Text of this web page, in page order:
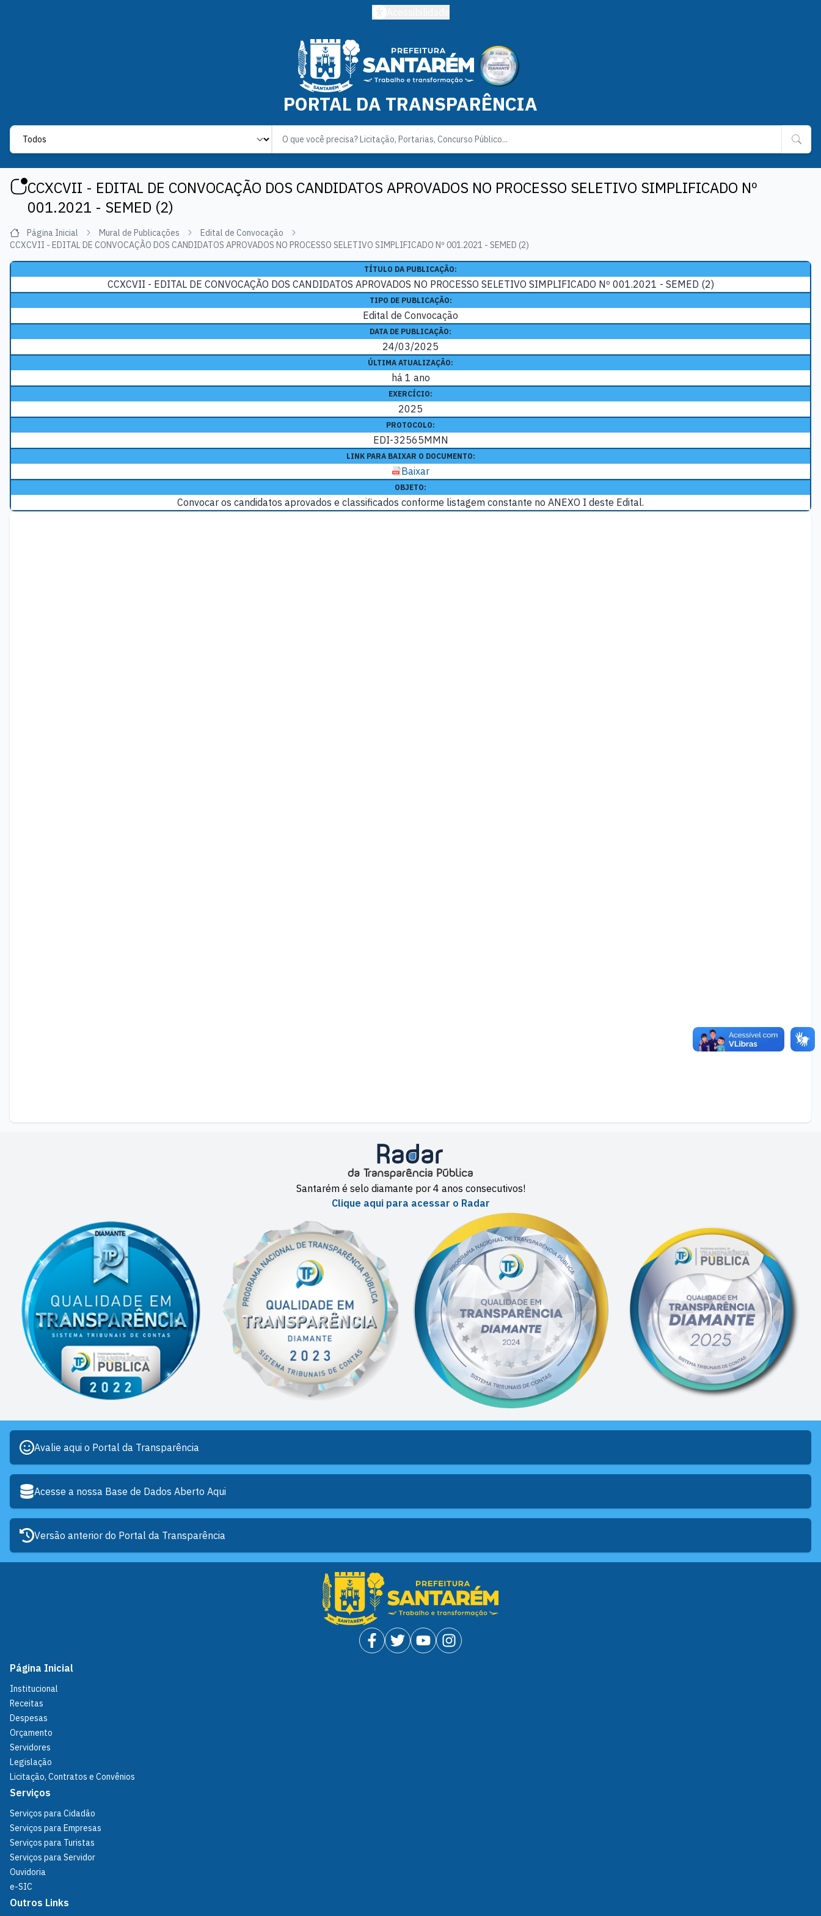
PORTAL DA TRANSPARÊNCIA
Label
CCXCVII - EDITAL DE CONVOCAÇÃO DOS CANDIDATOS APROVADOS NO PROCESSO SELETIVO SIMPLIFICADO Nº
001.2021 - SEMED (2)
Página Inicial Mural de Publicações
Edital de Convocação
CCXCVII - EDITAL DE CONVOCAÇÃO DOS CANDIDATOS APROVADOS NO PROCESSO SELETIVO SIMPLIFICADO Nº 001.2021 - SEMED (2)
TÍTULO DA PUBLICAÇÃO:
CCXCVII - EDITAL DE CONVOCAÇÃO DOS CANDIDATOS APROVADOS NO PROCESSO SELETIVO SIMPLIFICADO Nº 001.2021 - SEMED (2)
TIPO DE PUBLICAÇÃO:
Edital de Convocação
DATA DE PUBLICAÇÃO:
24/03/2025
ÚLTIMA ATUALIZAÇÃO:
há 1 ano
EXERCÍCIO:
2025
PROTOCOLO:
EDI-32565MMN
LINK PARA BAIXAR O DOCUMENTO:
Baixar
OBJETO:
Convocar os candidatos aprovados e classificados conforme listagem constante no ANEXO I deste Edital.
Santarém é selo diamante por 4 anos consecutivos!
Clique aqui para acessar o Radar
Avalie aqui o Portal da Transparência
Acesse a nossa Base de Dados Aberto Aqui
Versão anterior do Portal da Transparência
Página Inicial
Institucional
Receitas
Despesas
Orçamento
Servidores
Legislação
Licitação, Contratos e Convênios
Serviços
Serviços para Cidadão
Serviços para Empresas
Serviços para Turistas
Serviços para Servidor
Ouvidoria
e-SIC
Outros Links